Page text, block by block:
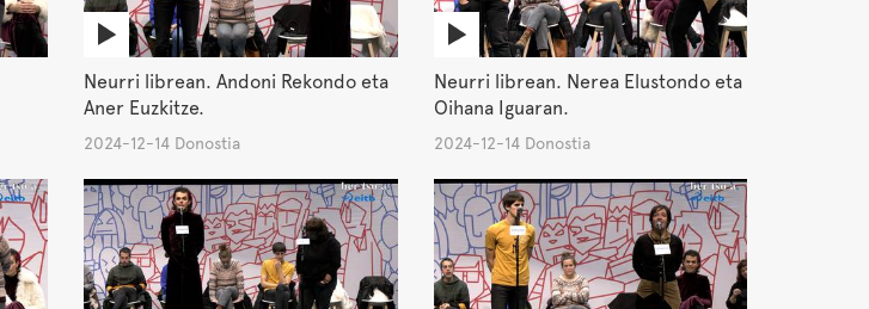
Neurri librean. Andoni Rekondo eta
Aner Euzkitze.
2024-12-14 Donostia
Neurri librean. Nerea Elustondo eta
Oihana Iguaran.
2024-12-14 Donostia